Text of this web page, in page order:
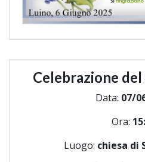
Celebrazione
Data: 07/
Ora:
Luogo: chiesa di